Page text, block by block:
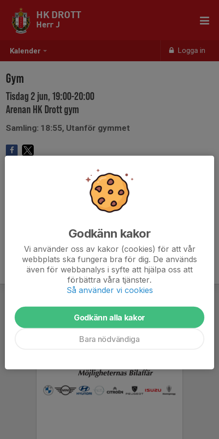
Kalender Logga in
HK DROTT
Herr J
Gym
Tisdag 2 jun, 19:00-20:00
Arenan HK Drott gym
Samling: 18:55, Utanför gymmet
Godkänn kakor
Vi använder oss av kakor (cookies) för att vår
webbplats ska fungera bra för dig. De används
även för webbanalys i syfte att hjälpa oss att
förbättra våra tjänster.
Så använder vi cookies
Godkänn alla kakor
Bara nödvändiga